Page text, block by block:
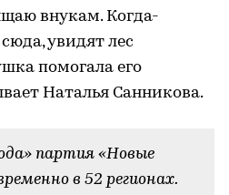
внукам. Когда-
увидят лес
помогала его
Наталья Санникова.
партия «Новые
в 52 регионах.